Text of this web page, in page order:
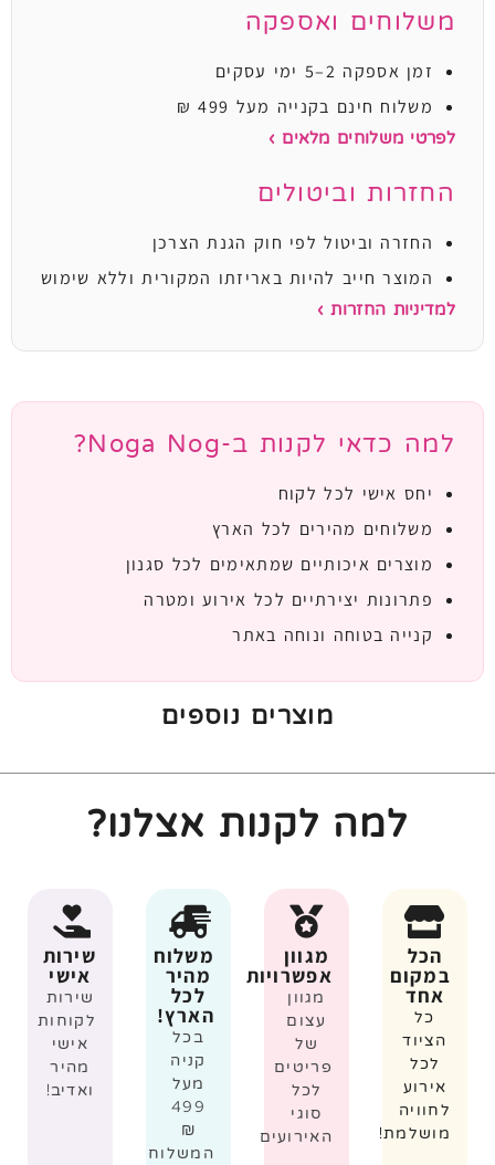
משלוחים ואספקה
זמן אספקה 2–5 ימי עסקים
משלוח חינם בקנייה מעל 499 ₪
לפרטי משלוחים מלאים ›
החזרות וביטולים
החזרה וביטול לפי חוק הגנת הצרכן
המוצר חייב להיות באריזתו המקורית וללא שימוש
למדיניות החזרות ›
למה כדאי לקנות ב-Noga Nog?
יחס אישי לכל לקוח
משלוחים מהירים לכל הארץ
מוצרים איכותיים שמתאימים לכל סגנון
פתרונות יצירתיים לכל אירוע ומטרה
קנייה בטוחה ונוחה באתר
מוצרים נוספים
למה לקנות אצלנו?
הכל
במקום
אחד
כל
הציוד
לכל
אירוע
לחוויה
מושלמת!
מגוון
אפשרויות
מגוון
עצום
של
פריטים
לכל
סוגי
האירועים
משלוח
מהיר
לכל
הארץ!
בכל
קניה
מעל
499
₪
המשלוח
שירות
אישי
שירות
לקוחות
אישי
מהיר
ואדיב!